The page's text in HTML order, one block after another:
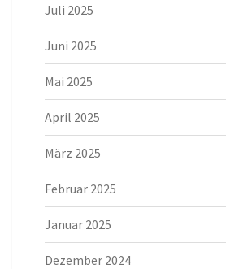
Juli 2025
Juni 2025
Mai 2025
April 2025
März 2025
Februar 2025
Januar 2025
Dezember 2024